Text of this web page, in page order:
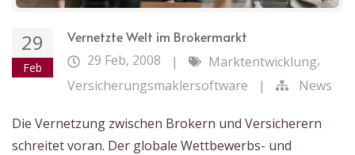
29
Feb
Vernetzte Welt im Brokermarkt
29 Feb, 2008
| Marktentwicklung,
Versicherungsmaklersoftware
| News
Die Vernetzung zwischen Brokern und Versicherern
schreitet voran. Der globale Wettbewerbs- und